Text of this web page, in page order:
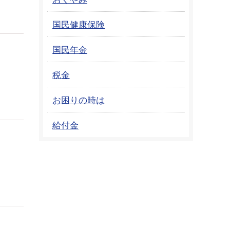
国民健康保険
国民年金
税金
お困りの時は
給付金